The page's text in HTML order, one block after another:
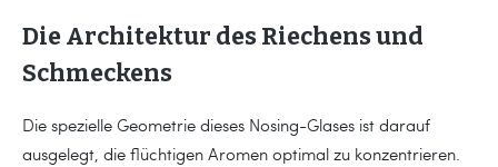
Die Architektur des Riechens und
Schmeckens
Die spezielle Geometrie dieses Nosing-Glases ist darauf
ausgelegt, die flüchtigen Aromen optimal zu konzentrieren.